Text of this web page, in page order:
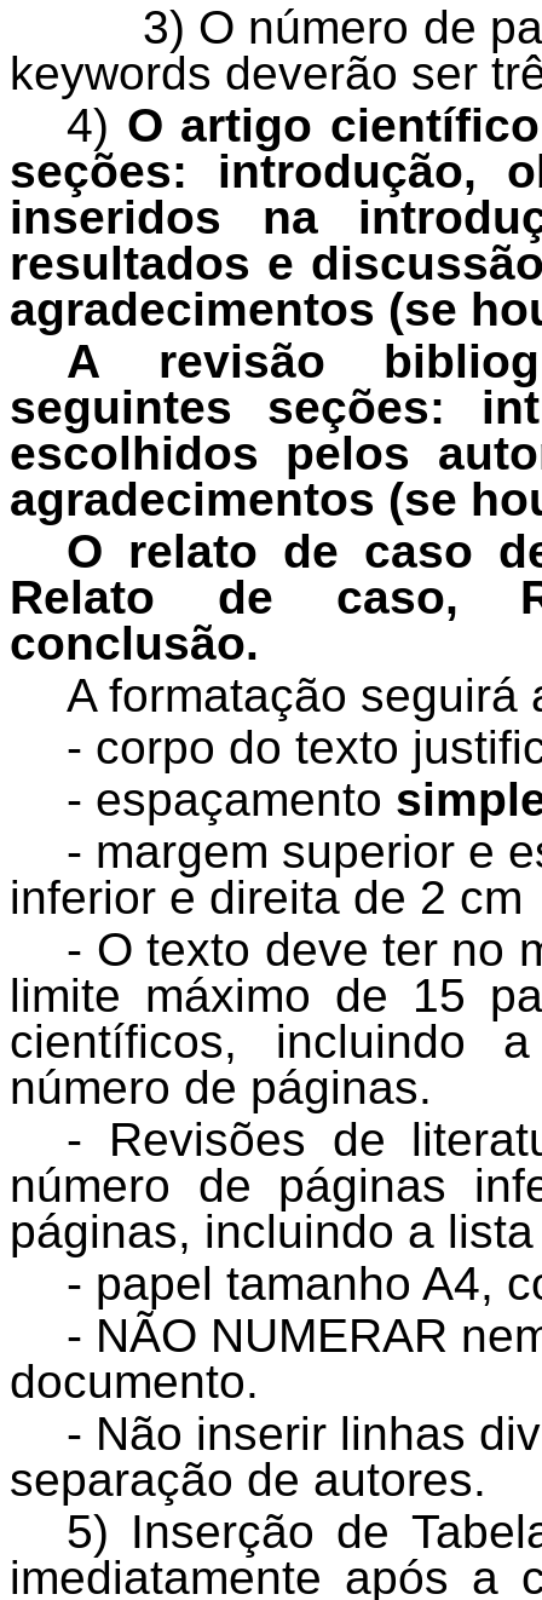
3) O número de
keywords deverão ser
4) O artigo
seções: introdução,
inseridos na
resultados e
agradecimentos (se
A revisão
seguintes seções:
escolhidos pelos
agradecimentos (se
O relato de caso
Relato de caso,
conclusão.
A formatação seguirá
- corpo do texto
- espaçamento
- margem superior e
inferior e direita de 2 cm
- O texto deve ter no
limite máximo de 15
científicos, incluindo
número de páginas.
- Revisões de
número de páginas
páginas, incluindo a
- papel tamanho A4,
- NÃO NUMERAR
documento.
- Não inserir linhas
separação de autores.
5) Inserção de
imediatamente após a